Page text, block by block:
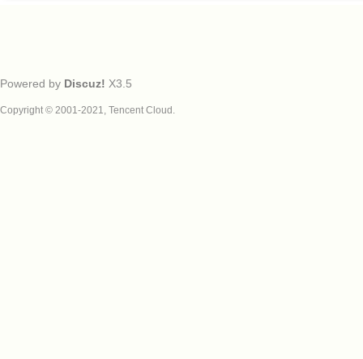
Powered by Discuz! X3.5
Copyright © 2001-2021, Tencent Cloud.